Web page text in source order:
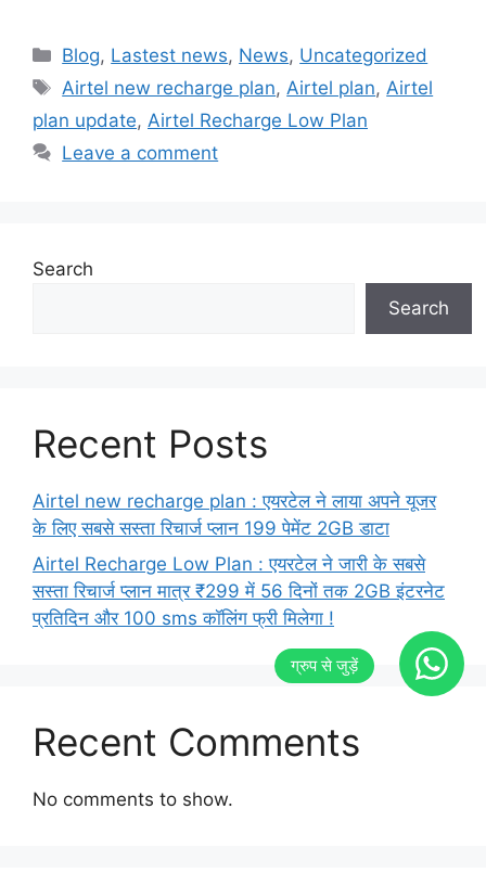
Categories
Blog, Lastest news, News, Uncategorized
Tags
Airtel new recharge plan, Airtel plan, Airtel
plan update, Airtel Recharge Low Plan
Leave a comment
Search
Search
Recent Posts
Airtel new recharge plan : एयरटेल ने लाया अपने यूजर
के लिए सबसे सस्ता रिचार्ज प्लान 199 पेमेंट 2GB डाटा
Airtel Recharge Low Plan : एयरटेल ने जारी के सबसे
सस्ता रिचार्ज प्लान मात्र ₹299 में 56 दिनों तक 2GB इंटरनेट
प्रतिदिन और 100 sms कॉलिंग फ्री मिलेगा !
Recent Comments
No comments to show.